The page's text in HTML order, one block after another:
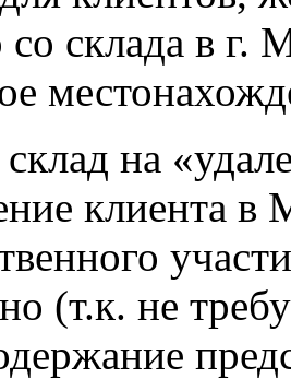
со склада в
на
клиента в
(т.к. не